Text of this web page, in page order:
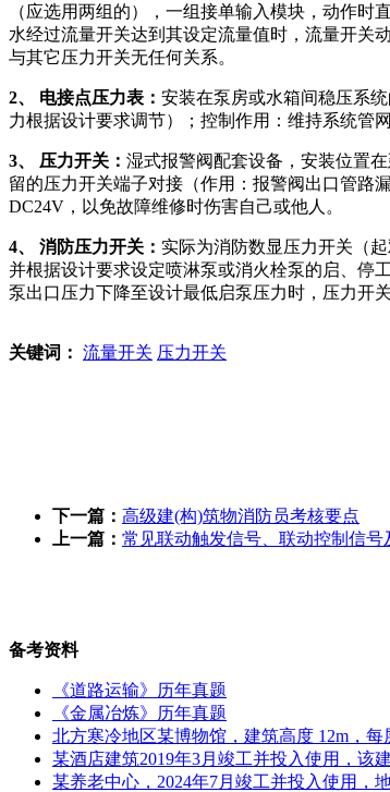
（应选用两组的），一组接单输入模块，动作
水经过流量开关达到其设定流量值时，流量开关
与其它压力开关无任何关系。
2、 电接点压力表： 安装在泵房或水箱间稳压系
力根据设计要求调节）；控制作用：维持系统管
3、 压力开关： 湿式报警阀配套设备，安装位置
留的压力开关端子对接（作用：报警阀出口管路
DC24V，以免故障维修时伤害自己或他人。
4、 消防压力开关： 实际为消防数显压力开关（
并根据设计要求设定喷淋泵或消火栓泵的启、停
泵出口压力下降至设计最低启泵压力时，压力开
关键词： 流量开关 压力开关
下一篇： 高级建(构)筑物消防员考核要点
上一篇： 常见联动触发信号、联动控制信号
备考资料
《道路运输》历年真题
《金属冶炼》历年真题
北方寒冷地区某博物馆，建筑高度 12m，每
某酒店建筑2019年3月竣工并投入使用，该
某养老中心，2024年7月竣工并投入使用，